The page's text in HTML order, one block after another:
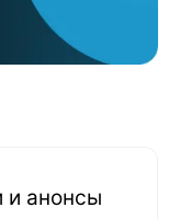
и анонсы